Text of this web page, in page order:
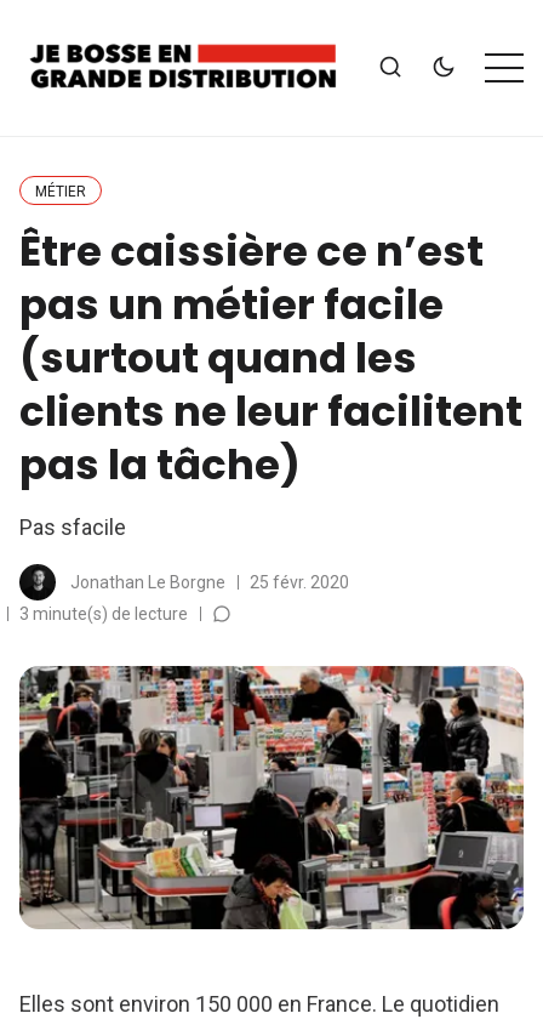
MÉTIER
Être caissière ce n’est
pas un métier facile
(surtout quand les
clients ne leur facilitent
pas la tâche)
Pas sfacile
Jonathan Le Borgne
25 févr. 2020
3 minute(s) de lecture
Elles sont environ 150 000 en France. Le quotidien